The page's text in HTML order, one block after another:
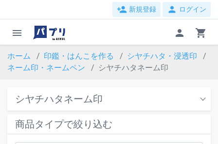
person_add 新規登録 person ログイン
menu person shopping_cart
ホーム 印鑑・はんこを作る
シヤチハタ・浸透印
ネーム印・ネームペン
シヤチハタネーム印
シヤチハタネーム印
商品タイプで絞り込む